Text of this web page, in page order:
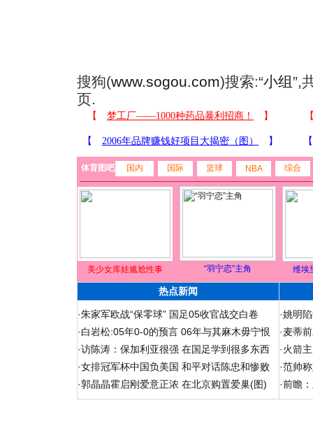
搜狗(www.sogou.com)搜索:“小组”,
页.
体育图吧 国内 国际 篮球 NBA 综合
美少女库娃尴尬性事 “羽宁恋”主角 维埃
热点新闻
·朱家军欧战“保零球” 国足05收官战交白卷
·白岩松:05年0-0的预言 06年与其麻木毋宁恨
·访陈涛：保加利亚很强 在国足学到很多东西
·女排冠军杯中国负美国 和平对话陈忠和惨败
·郭晶晶霍启刚爱意正浓 在北京购置爱巢(图)
·姚明
·麦蒂
·火箭
·范帅
·前瞻